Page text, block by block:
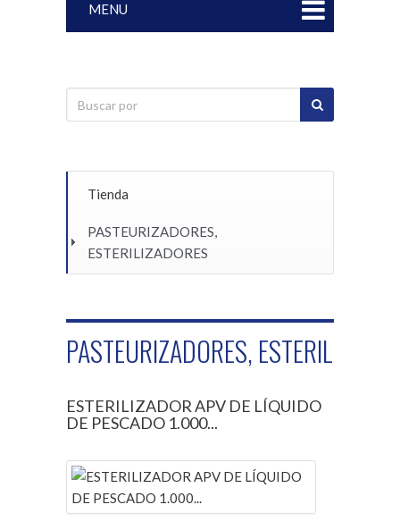
MENU
Tienda
PASTEURIZADORES,
ESTERILIZADORES
PASTEURIZADORES,
ESTERILIZADOR APV DE LÍQUIDO
DE PESCADO 1.000...